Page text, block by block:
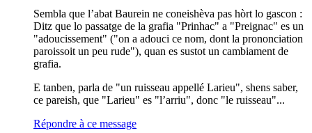
Sembla que l’abat Baurein ne coneishèva pas hòrt lo gascon :
Ditz que lo passatge de la grafia "Prinhac" a "Preignac" es un
"adoucissement" ("on a adouci ce nom, dont la prononciation
paroissoit un peu rude"), quan es sustot un cambiament de
grafia.
E tanben, parla de "un ruisseau appellé Larieu", shens saber,
ce pareish, que "Larieu" es "l’arriu", donc "le ruisseau"...
Répondre à ce message